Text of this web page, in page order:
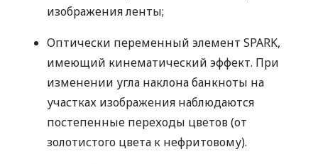
изображения ленты;
Оптически переменный элемент SPARK,
имеющий кинематический эффект. При
изменении угла наклона банкноты на
участках изображения наблюдаются
постепенные переходы цветов (от
золотистого цвета к нефритовому).